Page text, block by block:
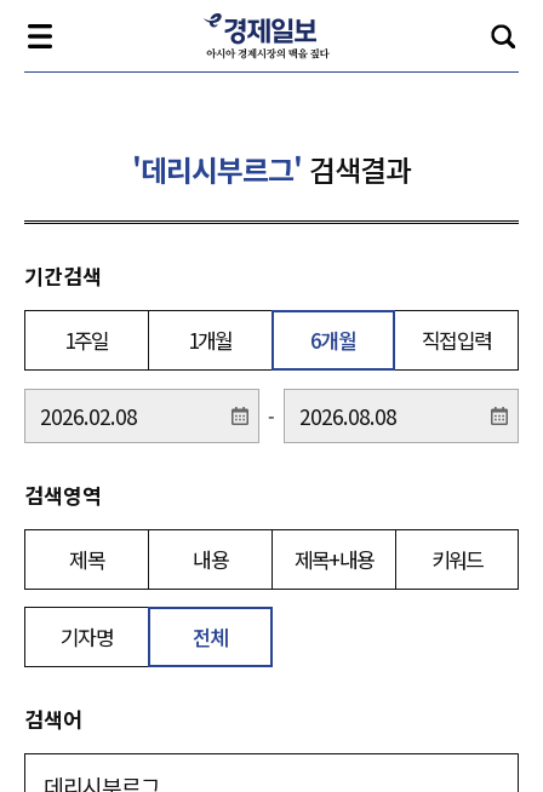
'데리시부르그' 검색결과
기간검색
1주일 1개월 6개월 직접입력
-
검색영역
제목 내용 제목+내용 키워드
기자명 전체
검색어